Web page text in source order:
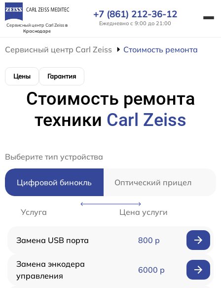
Сервисный центр Carl Zeissв
Краснодаре
+7 (861) 212-36-12
Ежедневно с 9:00 до 21:00
Сервисный центр Carl Zeiss Стоимость ремонта
Цены Гарантия
Стоимость ремонта
техники Carl Zeiss
Выберите тип устройства
Цифровой бинокль Оптический прицел
Услуга Цена услуги
Замена USB порта 800 р
Замена энкодера
управления
6000 р